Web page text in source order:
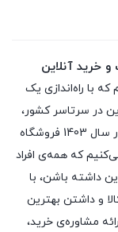
و خرید آنلاین
که با راه‌اندازی یک
در سرتاسر کشور،
کسب‌وکارمون رو گسترش بدیم. اینطوری شد که در سال 1403 فروشگاه
که همه‌ی افراد
داشته باشن، با
و داشتن بهترین
مشاوره‌ی خرید،